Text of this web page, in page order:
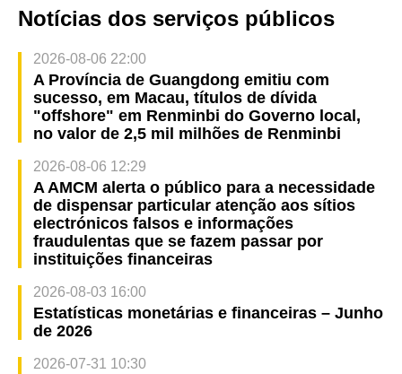
Notícias dos serviços públicos
2026-08-06 22:00
A Província de Guangdong emitiu com
sucesso, em Macau, títulos de dívida
"offshore" em Renminbi do Governo local,
no valor de 2,5 mil milhões de Renminbi
2026-08-06 12:29
A AMCM alerta o público para a necessidade
de dispensar particular atenção aos sítios
electrónicos falsos e informações
fraudulentas que se fazem passar por
instituições financeiras
2026-08-03 16:00
Estatísticas monetárias e financeiras – Junho
de 2026
2026-07-31 10:30